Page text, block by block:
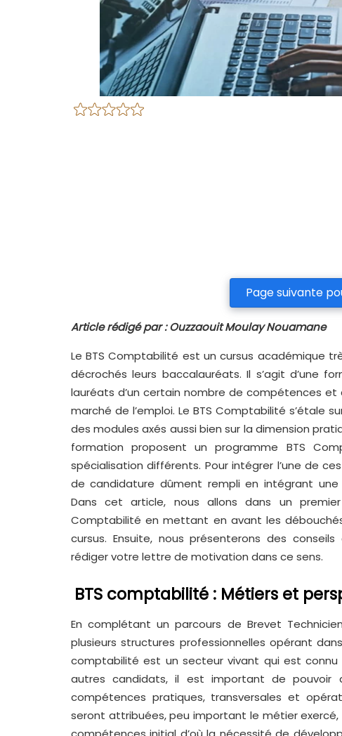
Page suivante
Article rédigé par : Ouzzaouit Moulay Nouamane
Le BTS Comptabilité est un cursus académique
décrochés leurs baccalauréats. Il s’agit d’une
lauréats d’un certain nombre de compétences
marché de l’emploi. Le BTS Comptabilité s’étale
des modules axés aussi bien sur la dimension
formation proposent un programme BTS
spécialisation différents. Pour intégrer l’une de
de candidature dûment rempli en intégrant
Dans cet article, nous allons dans un
Comptabilité en mettant en avant les
cursus. Ensuite, nous présenterons des
rédiger votre lettre de motivation dans ce sens.
BTS comptabilité : Métiers et
En complétant un parcours de Brevet
plusieurs structures professionnelles opérant
comptabilité est un secteur vivant qui est
autres candidats, il est important de pouvoir
compétences pratiques, transversales et
seront attribuées, peu important le métier